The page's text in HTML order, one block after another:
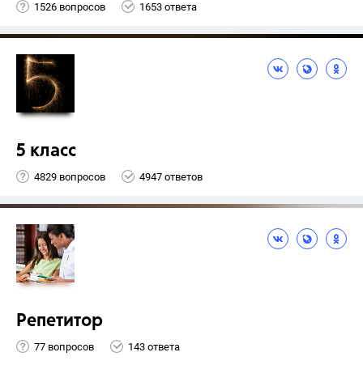
1526 вопросов 1653 ответа
5 класс
4829 вопросов 4947 ответов
Репетитор
77 вопросов 143 ответа